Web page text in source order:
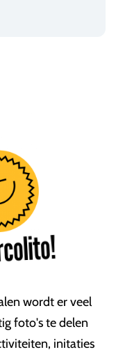
wordt er veel
foto's te delen
initaties